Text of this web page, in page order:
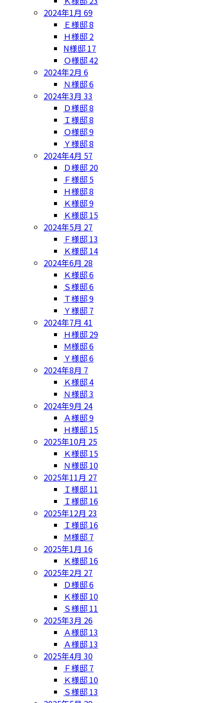
2024年1月 69
Ｅ様邸8
Ｈ様邸 2
N様邸 17
Ｏ様邸42
2024年2月 6
Ｎ様邸6
2024年3月 33
Ｄ様邸8
Ｉ様邸8
Ｏ様邸9
Ｙ様邸8
2024年4月 57
Ｄ様邸 20
Ｆ様邸 5
Ｈ様邸8
Ｋ様邸9
Ｋ様邸 15
2024年5月 27
Ｆ様邸 13
Ｋ様邸 14
2024年6月 28
Ｋ様邸6
Ｓ様邸6
Ｔ様邸9
Ｙ様邸 7
2024年7月 41
Ｈ様邸 29
Ｍ様邸6
Ｙ様邸6
2024年8月 7
Ｋ様邸4
Ｎ様邸3
2024年9月 24
Ａ様邸9
Ｈ様邸 15
2025年10月 25
Ｋ様邸 15
Ｎ様邸 10
2025年11月 27
Ｉ様邸 11
Ｉ様邸 16
2025年12月 23
Ｉ様邸 16
Ｍ様邸 7
2025年1月 16
Ｋ様邸 16
2025年2月 27
Ｄ様邸6
Ｋ様邸 10
Ｓ様邸 11
2025年3月 26
Ａ様邸 13
Ａ様邸 13
2025年4月 30
Ｆ様邸 7
Ｋ様邸 10
Ｓ様邸 13